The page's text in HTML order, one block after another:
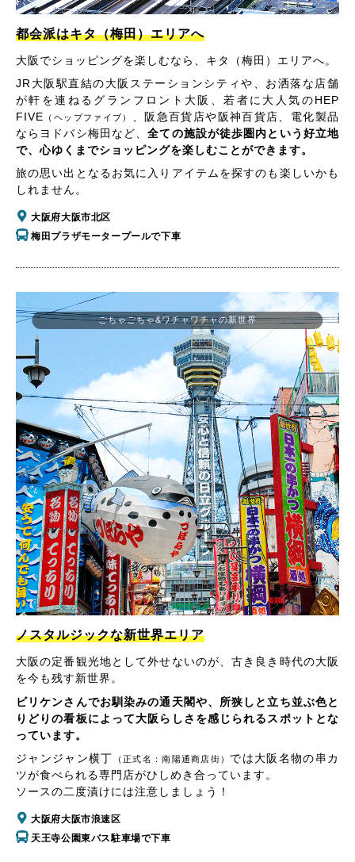
都会派はキタ（梅田）エリアへ
大阪でショッピングを楽しむなら、キタ（梅田）エリアへ。
JR大阪駅直結の大阪ステーションシティや、お洒落な店舗
が軒を連ねるグランフロント大阪、若者に大人気のHEP
FIVE （ヘップファイブ）
、阪急百貨店や阪神百貨店、電化製品
ならヨドバシ梅田など、全ての施設が徒歩圏内という好立地
で、心ゆくまでショッピングを楽しむことができます。
旅の思い出となるお気に入りアイテムを探すのも楽しいかも
しれません。
大阪府大阪市北区
梅田プラザモータープールで下車
ごちゃごちゃ&ワチャワチャの新世界
ノスタルジックな新世界エリア
大阪の定番観光地として外せないのが、古き良き時代の大阪
を今も残す新世界。
ビリケンさんでお馴染みの通天閣や、所狭しと立ち並ぶ色と
りどりの看板によって大阪らしさを感じられるスポットとな
っています。
ジャンジャン横丁
（正式名：南陽通商店街） では大阪名物の串カ
ツが食べられる専門店がひしめき合っています。
ソースの二度漬けには注意しましょう！
大阪府大阪市浪速区
天王寺公園東バス駐車場で下車